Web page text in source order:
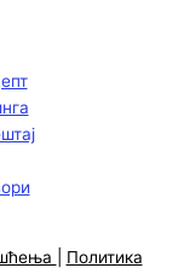
Политика